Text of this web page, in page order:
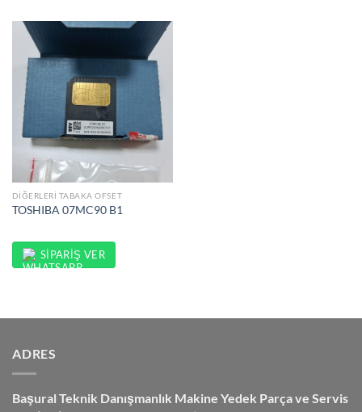
DIĞERLERI TABAKA OFSET
TOSHIBA 07MC90 B1
SIPARIŞ VER
ADRES
Başural Teknik Danışmanlık Makine Yedek Parça ve Servis